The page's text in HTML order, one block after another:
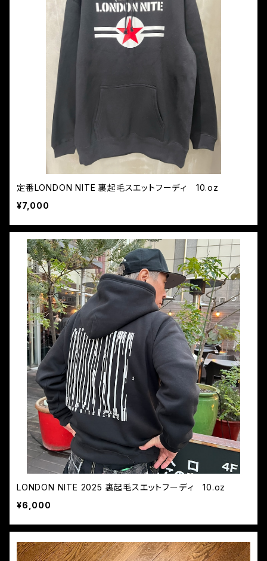
定番LONDON NITE 裏起毛スエットフーディ 10.oz
¥7,000
LONDON NITE 2025 裏起毛スエットフーディ 10.oz
¥6,000